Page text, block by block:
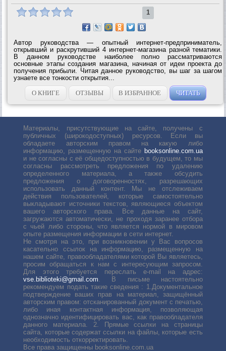
1
Автор руководства — опытный интернет-предприниматель,
открывший и раскрутивший 4 интернет-магазина разной тематики.
В данном руководстве наиболее полно рассматриваются
основные этапы создания магазина, начиная от идеи проекта до
получения прибыли. Читая данное руководство, вы шаг за шагом
узнаете все тонкости открытия...
О КНИГЕ
ОТЗЫВЫ В ИЗБРАННОЕ ЧИТАТЬ
Материалы, присутствующие на сайте, получены с
публичных (широкодоступных) ресурсов. Если вы
обладаете авторским правом на какую либо
информацию, размещенную на сайте booksonline.com.ua
и не согласны с её общедоступностью в будущем, то мы
согласны рассмотреть предложения по удалению
определенного материала, а также обсудить
предложения о договоренностях, разрешающих
использовать данный контент. Мы не отслеживаем
действия пользователей, которые самостоятельно
выкладывают источники текстов, являющиеся объектом
вашего авторского права. Все данные на сайт,
загружаются автоматически, не проходя заранее отбора
с чьей либо стороны, что является нормой в мировом
опыте размещения информации в сети интернет.
Не смотря на это, при возникновении у Вас вопросов
касательно ссылок на информацию, размещенную на
нашем сайте, правообладателями которой Вы являетесь,
просим обращаться к нам с интересующим запросом.
Для этого требуется переслать е-mail на адрес:
vse.biblioteki@gmail.com . В письме настоятельно
рекомендуем подать такие сведения : 1.Документальное
подтверждение ваших прав на материал, защищённый
авторским правом: отсканированный документ с печатью,
либо иная контактная информация, позволяющая
однозначно идентифицировать вас, как правообладателя
данного материала. 2. Прямые ссылки на страницы
сайта, которые содержат ссылки на файлы, которые есть
необходимость откорректировать.
Все права защищенны booksonline.com.ua